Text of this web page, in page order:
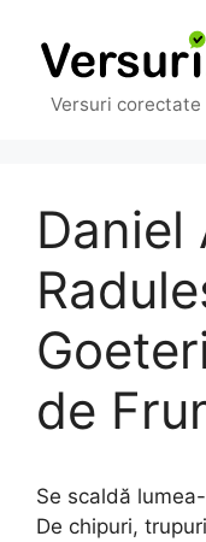
conținut
Versuri
Daniel
de
Se scaldă
De chipuri,